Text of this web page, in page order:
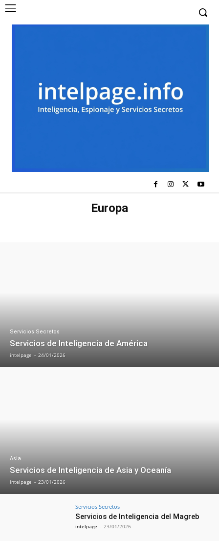
Europa
Servicios Secretos
Servicios de Inteligencia de América
intelpage - 24/01/2026
Asia
Servicios de Inteligencia de Asia y Oceanía
intelpage - 23/01/2026
Servicios Secretos
Servicios de Inteligencia del Magreb
intelpage - 23/01/2026